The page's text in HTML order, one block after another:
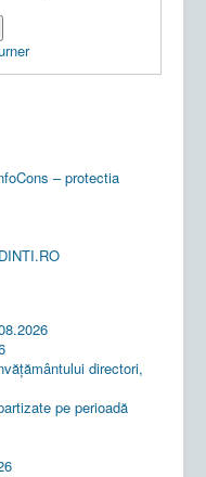
– protectia
directori,
pe perioadă